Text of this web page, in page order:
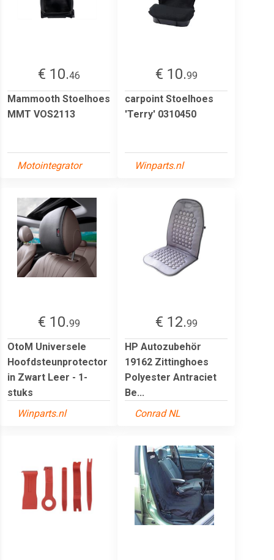
€ 10.46
Mammooth Stoelhoes
MMT VOS2113
Motointegrator
€ 10.99
carpoint Stoelhoes
'Terry' 0310450
Winparts.nl
€ 10.99
OtoM Universele
Hoofdsteunprotector
in Zwart Leer - 1-
stuks
Winparts.nl
€ 12.99
HP Autozubehör
19162 Zittinghoes
Polyester Antraciet
Be...
Conrad NL